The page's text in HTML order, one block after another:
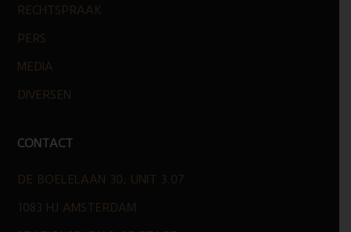
RECHTSPRAAK
PERS
MEDIA
DIVERSEN
CONTACT
DE BOELELAAN 30, UNIT 3.07
1083 HJ AMSTERDAM